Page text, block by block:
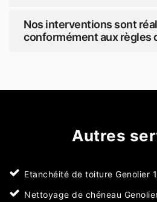
Nos interventions sont
conformément aux règles
Autres
Etanchéité de toiture Genolier
Nettoyage de chéneau